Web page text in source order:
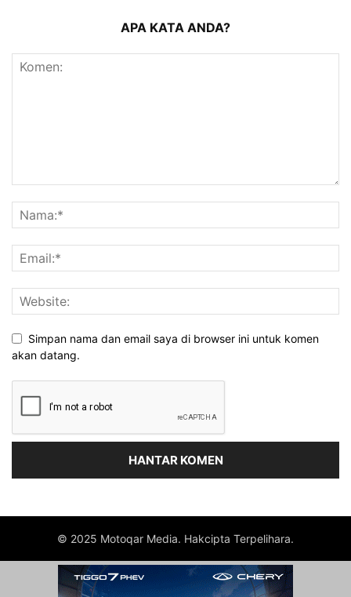
APA KATA ANDA?
Simpan nama dan email saya di browser ini untuk komen
akan datang.
© 2025 Motoqar Media. Hakcipta Terpelihara.